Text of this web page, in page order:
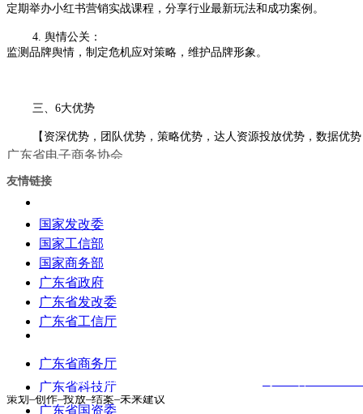
定期举办小红书营销实战课程，分享行业最新玩法和成功案例。
4. 舆情公关：
监测品牌舆情，制定危机应对策略，维护品牌形象。
三、6大优势
【资深优势，团队优势，策略优势，达人资源投放优势，数据优
小陈总云端传媒创始人，小红书营销专家，8年品牌实操经验，小红书
小红书官方认证服务商，长期稳定合作达人数10w+，服务1000+品牌
3.策略优势：
独创小红书种草投放模型、社区维护，内容营销，社交化卖点，搭建
4.达人资源投放优势：
拥有覆盖美妆、母婴、3C、服饰等领域的优质博主资源库，精准匹配
依托专业工具实时监测投放效果，优化数据，合理规避风险，数据分
6.提供一站式服务:
策划–创作–投放–结案–未来建议
广东省电子商务协会
地址：广州市越秀区东风中路300
号金安大厦东座4F（510034）
电话：020-83725071 83540237
传真：020-83540237
邮箱：gddzswxh@126.com
微信公众号：GDECA2003
协会联系方式
搜索
友情链接
国家发改委
国家工信部
国家商务部
广东省政府
广东省发改委
广东省工信厅
广东省商务厅
广东省科技厅
广东省国资委
版权所有